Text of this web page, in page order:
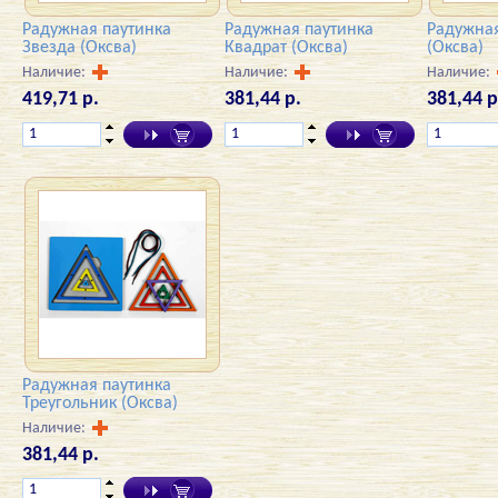
Радужная паутинка
Звезда (Оксва)
Наличие:
419,71 р.
Радужная паутинка
Квадрат (Оксва)
Наличие:
381,44 р.
(Оксва)
Наличие:
381,44
Радужная паутинка
Треугольник (Оксва)
Наличие:
381,44 р.